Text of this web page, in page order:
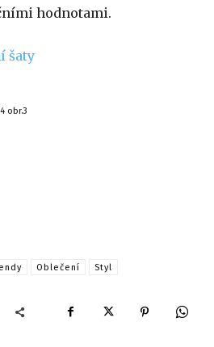
hodnotami.
obr.3
Oblečení Styl